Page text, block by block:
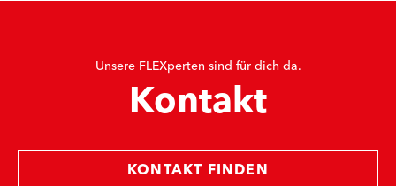
Unsere FLEXperten sind für dich da.
Kontakt
KONTAKT FINDEN